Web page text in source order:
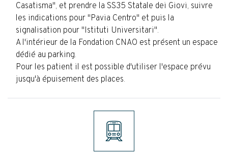
Casatisma", et prendre la SS35 Statale dei Giovi, suivre
les indications pour "Pavia Centro" et puis la
signalisation pour "Istituti Universitari".
A l'intérieur de la Fondation CNAO est présent un espace
dédié au parking.
Pour les patient il est possible d'utiliser l'espace prévu
jusqu'à épuisement des places.